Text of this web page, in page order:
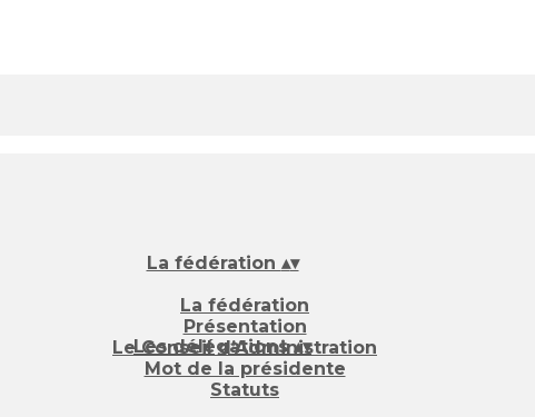
La fédération ▴▾
La fédération
Présentation
Le Conseil d’Administration
Mot de la présidente
Statuts
Les délégations▴▾